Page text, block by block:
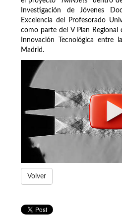
Investigación de Jóvenes
Excelencia del Profesorado
como parte del V Plan
Innovación Tecnológica
Madrid.
Volver